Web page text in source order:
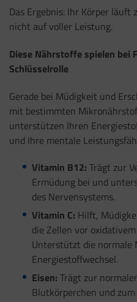
Das Ergebnis: Ihr Körper läuft
nicht auf voller Leistung.
Diese Nährstoffe spielen bei
Schlüsselrolle
Gerade bei Müdigkeit und
mit bestimmten
unterstützen Ihren
und Ihre mentale
Vitamin B12: Trägt zur
Ermüdung bei und
des Nervensystems.
Vitamin C: Hilft,
die Zellen vor
Unterstützt die normale
Energiestoffwechsel.
Eisen: Trägt zur
Blutkörperchen und